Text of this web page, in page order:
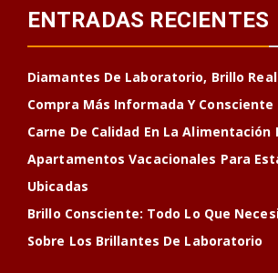
ENTRADAS RECIENTES
Diamantes De Laboratorio, Brillo
Compra Más Informada Y Consciente
Carne De Calidad En La
Apartamentos Vacacionales Para
Ubicadas
Brillo Consciente: Todo Lo Que
Sobre Los Brillantes De Laboratorio